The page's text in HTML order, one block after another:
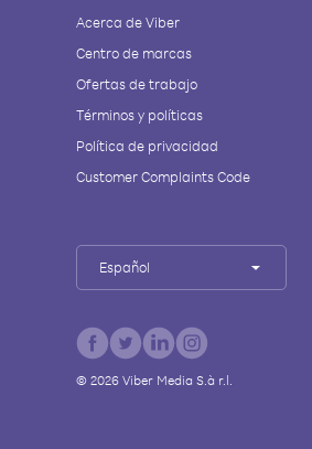
Acerca de Viber
Centro de marcas
Ofertas de trabajo
Términos y políticas
Política de privacidad
Customer Complaints Code
Español
© 2026Viber Media S.à r.l.